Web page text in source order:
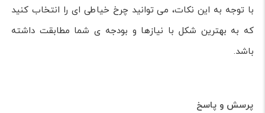
با توجه به این نکات، می توانید چرخ خیاطی ای را انتخاب کنید
که به بهترین شکل با نیازها و بودجه ی شما مطابقت داشته
باشد.
پرسش و پاسخ